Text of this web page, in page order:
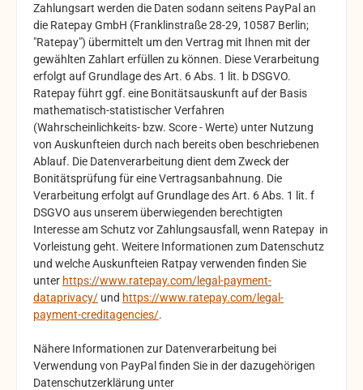
Zahlungsart werden die Daten sodann seitens PayPal an
die Ratepay GmbH (Franklinstraße 28-29, 10587 Berlin;
"Ratepay") übermittelt um den Vertrag mit Ihnen mit der
gewählten Zahlart erfüllen zu können. Diese Verarbeitung
erfolgt auf Grundlage des Art. 6 Abs. 1 lit. b DSGVO.
Ratepay führt ggf. eine Bonitätsauskunft auf der Basis
mathematisch-statistischer Verfahren
(Wahrscheinlichkeits- bzw. Score - Werte) unter Nutzung
von Auskunfteien durch nach bereits oben beschriebenen
Ablauf. Die Datenverarbeitung dient dem Zweck der
Bonitätsprüfung für eine Vertragsanbahnung. Die
Verarbeitung erfolgt auf Grundlage des Art. 6 Abs. 1 lit. f
DSGVO aus unserem überwiegenden berechtigten
Interesse am Schutz vor Zahlungsausfall, wenn Ratepay in
Vorleistung geht. Weitere Informationen zum Datenschutz
und welche Auskunfteien Ratpay verwenden finden Sie
unter https://www.ratepay.com/legal-payment-
dataprivacy/ und https://www.ratepay.com/legal-
payment-creditagencies/.
Nähere Informationen zur Datenverarbeitung bei
Verwendung von PayPal finden Sie in der dazugehörigen
Datenschutzerklärung unter